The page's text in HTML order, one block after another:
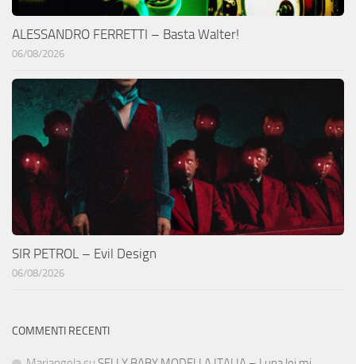
ALESSANDRO FERRETTI – Basta Walter!
06/08/2026
SIR PETROL – Evil Design
06/08/2026
COMMENTI RECENTI